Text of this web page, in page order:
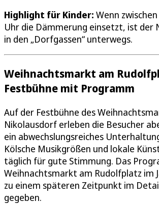
Highlight für Kinder: Wenn
Uhr die Dämmerung einsetzt, ist der
in den „Dorfgassen“ unterwegs.
Weihnachtsmarkt am
Festbühne mit Programm
Auf der Festbühne des
Nikolausdorf erleben die Besucher
ein abwechslungsreiches
Kölsche Musikgrößen und lokale
täglich für gute Stimmung. Das
Weihnachtsmarkt am Rudolfplatz im
zu einem späteren Zeitpunkt im
gegeben.